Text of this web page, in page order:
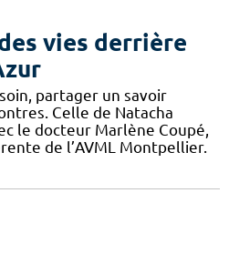
vies derrière
partager un savoir
Celle de Natacha
le docteur Marlène Coupé,
de l’AVML Montpellier.